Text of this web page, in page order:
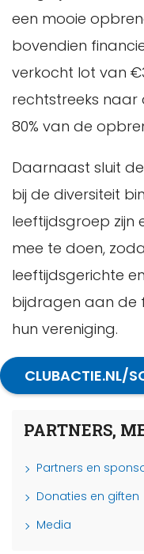
een mooie
bovendien
verkocht lot van
rechtstreeks naar
80% van de
Daarnaast sluit
bij de diversiteit
leeftijdsgroep zijn
mee te doen,
leeftijdsgerichte
bijdragen aan de
hun vereniging.
CLUBACTIE.NL/
PARTNERS,
Partners en
Donaties en giften
Media